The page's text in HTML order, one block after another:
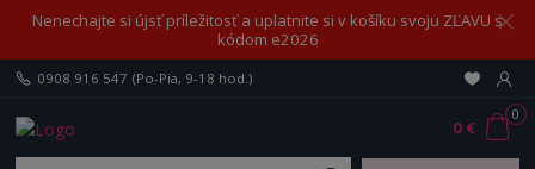
Nenechajte si újsť príležitosť a uplatnite si v košíku svoju ZĽAVU s
kódom e2026
0908 916 547 (Po-Pia, 9-18 hod.)
0
0 €